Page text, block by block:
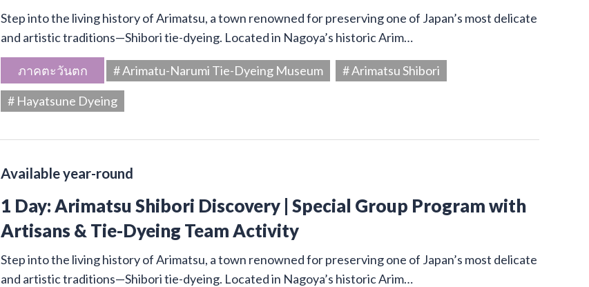
Step into the living history of Arimatsu, a town renowned for preserving one of Japan’s most delicate
and artistic traditions—Shibori tie-dyeing. Located in Nagoya’s historic Arim…
ภาคตะวันตก # Arimatu-Narumi Tie-Dyeing Museum
# Arimatsu Shibori
# Hayatsune Dyeing
Available year-round
1 Day: Arimatsu Shibori Discovery | Special Group Program with
Artisans & Tie-Dyeing Team Activity
Step into the living history of Arimatsu, a town renowned for preserving one of Japan’s most delicate
and artistic traditions—Shibori tie-dyeing. Located in Nagoya’s historic Arim…